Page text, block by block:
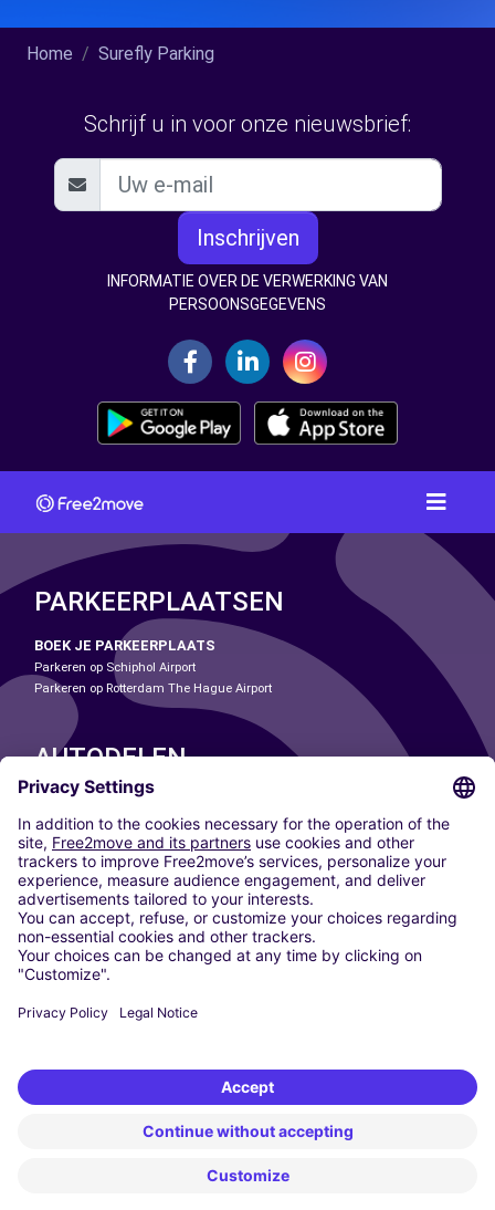
Home Surefly Parking
Schrijf u in voor onze nieuwsbrief:
Inschrijven
INFORMATIE OVER DE VERWERKING VAN
PERSOONSGEGEVENS
PARKEERPLAATSEN
BOEK JE PARKEERPLAATS
Parkeren op Schiphol Airport
Parkeren op Rotterdam The Hague Airport
AUTODELEN
ONZE STEDEN
Paris
Madrid
Washington DC
Milaan
Rome
Turijn
Wenen
Berlijn
Düsseldorf